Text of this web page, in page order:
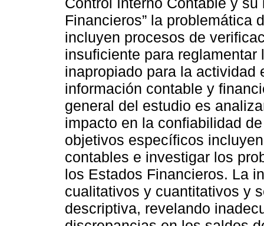
Financieros” la problemática
incluyen procesos de
insuficiente para
inapropiado para la actividad
información contable y
general del estudio es
impacto en la confiabilidad
objetivos específicos
contables e investigar los
los Estados Financieros. La
cualitativos y cuantitativos y
descriptiva, revelando